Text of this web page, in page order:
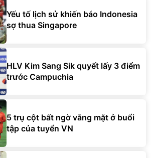
Yếu tố lịch sử khiến báo Indonesia
sợ thua Singapore
HLV Kim Sang Sik quyết lấy 3 điểm
trước Campuchia
5 trụ cột bất ngờ vắng mặt ở buổi
tập của tuyển VN